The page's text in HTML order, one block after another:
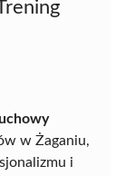
w Żaganiu,
i